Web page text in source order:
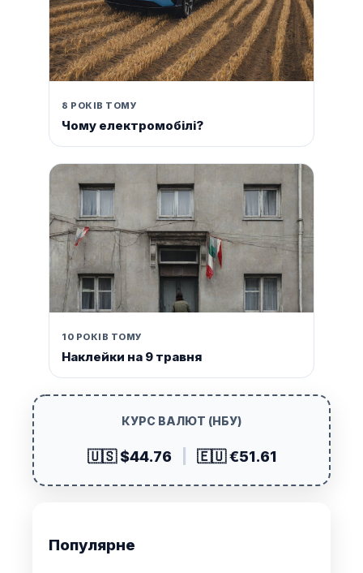
8 РОКІВ ТОМУ
Чому електромобілі?
10 РОКІВ ТОМУ
Наклейки на 9 травня
КУРС ВАЛЮТ (НБУ)
🇺🇸 $44.76 🇪🇺 €51.61
Популярне